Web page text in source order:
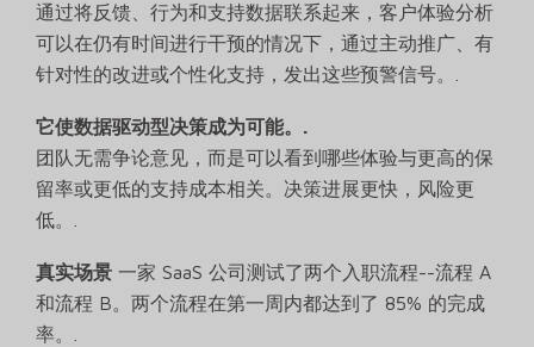
通过将反馈、行为和支持数据联系起来，客户体验分析
可以在仍有时间进行干预的情况下，通过主动推广、有
针对性的改进或个性化支持，发出这些预警信号。.
它使数据驱动型决策成为可能。.
团队无需争论意见，而是可以看到哪些体验与更高的保
留率或更低的支持成本相关。决策进展更快，风险更
低。.
真实场景 一家 SaaS 公司测试了两个入职流程--流程 A
和流程 B。两个流程在第一周内都达到了 85% 的完成
率。.